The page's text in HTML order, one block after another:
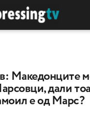
Македонците
дали
е од Марс?